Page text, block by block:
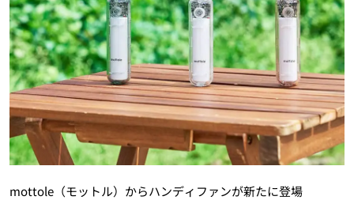
mottole（モットル）からハンディファンが新たに登場